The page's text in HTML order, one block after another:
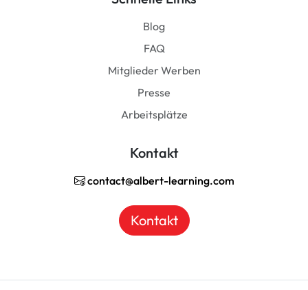
Blog
FAQ
Mitglieder Werben
Presse
Arbeitsplätze
Kontakt
contact@albert-learning.com
Kontakt